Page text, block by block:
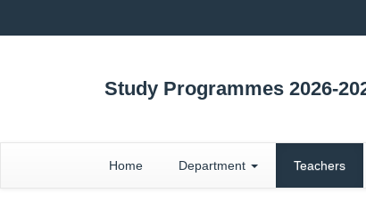
Study Programmes 2026-
Home Department Teachers